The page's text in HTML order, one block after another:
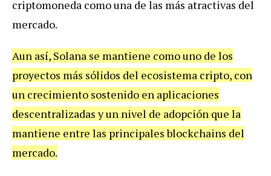
criptomoneda como una de las más atractivas del
mercado.
Aun así, Solana se mantiene como uno de los
proyectos más sólidos del ecosistema cripto, con
un crecimiento sostenido en aplicaciones
descentralizadas y un nivel de adopción que la
mantiene entre las principales blockchains del
mercado.